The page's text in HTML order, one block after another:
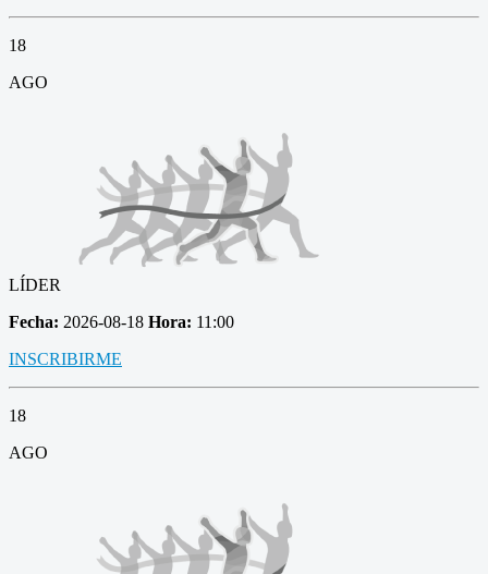
18
AGO
LÍDER
Fecha: 2026-08-18 Hora: 11:00
INSCRIBIRME
18
AGO